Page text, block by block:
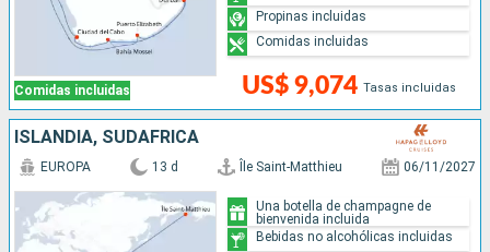
Comidas incluidas US$ 9,074 Tasas incluidas
Propinas incluidas
Comidas incluidas
ISLANDIA, SUDAFRICA
EUROPA 13 d Île Saint-Matthieu 06/11/2027
Una botella de champagne de
bienvenida incluida
Bebidas no alcohólicas incluidas